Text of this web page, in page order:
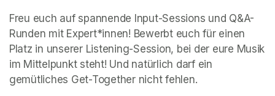
Freu euch auf spannende Input-Sessions und Q&A-
Runden mit Expert*innen! Bewerbt euch für einen
Platz in unserer Listening-Session, bei der eure Musik
im Mittelpunkt steht! Und natürlich darf ein
gemütliches Get-Together nicht fehlen.